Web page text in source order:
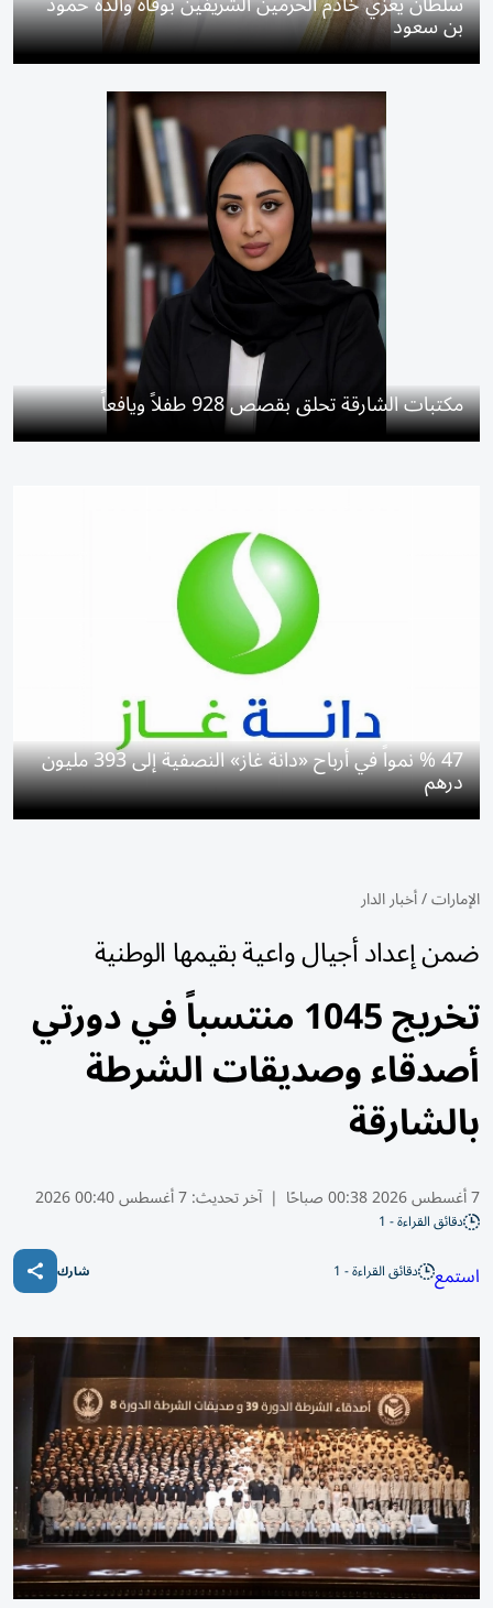
بن سعود
مكتبات الشارقة تحلق بقصص 928 طفلاً ويافعاً
47 % نمواً في أرباح «دانة غاز» النصفية إلى 393 مليون
درهم
الإمارات/أخبار الدار
ضمن إعداد أجيال واعية بقيمها الوطنية
تخريج 1045 منتسباً في دورتي
أصدقاء وصديقات الشرطة
بالشارقة
7 أغسطس 2026 00:38 صباحًا | آخر تحديث:7 أغسطس 00:40 2026
دقائق القراءة - 1
استمع دقائق القراءة - 1 شارك